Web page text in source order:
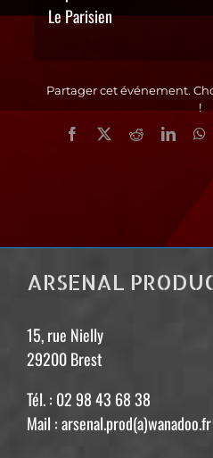
Le Parisien
Partager cet événement.
!
Facebook
X Reddit
ARSENAL
15, rue Nielly
29200 Brest
Tél. : 02 98 43 68 38
Mail : arsenal.prod(a)wanadoo.fr